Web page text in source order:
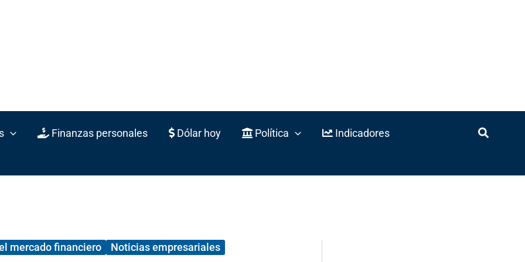
Finanzas personales Dólar hoy Política Indicadores
mercado financiero
Noticias empresariales